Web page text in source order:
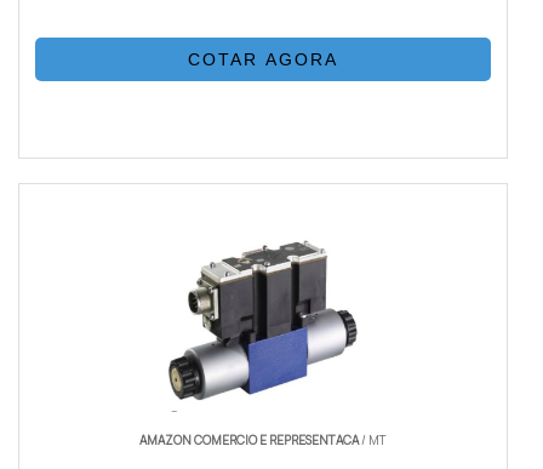
COTAR AGORA
AMAZON COMERCIO E REPRESENTACA/ MT